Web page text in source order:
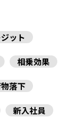
ット
相乗効果
落下
新入社員